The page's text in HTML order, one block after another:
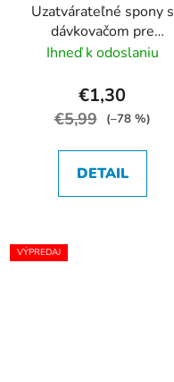
Uzatvárateľné spony s
dávkovačom pre
potraviny
Ihneď k odoslaniu
€1,30
€5,99 (–78 %)
DETAIL
VÝPREDAJ